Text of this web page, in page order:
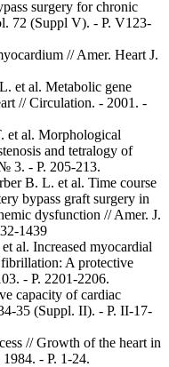
surgery for chronic
72 (Suppl V). - P. V123-
// Amer. Heart J.
et al. Metabolic gene
// Circulation. - 2001. -
et al. Morphological
and tetralogy of
3. - P. 205-213.
B. L. et al. Time course
bypass graft surgery in
dysfunction // Amer. J.
1439
al. Increased myocardial
A protective
- P. 2201-2206.
capacity of cardiac
35 (Suppl. II). - P. II-17-
// Growth of the heart in
- P. 1-24.